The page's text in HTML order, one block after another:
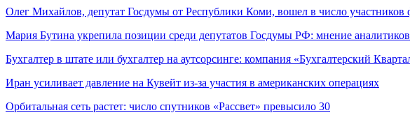
Олег Михайлов, депутат Госдумы от Республики Коми, вошел в число участников
Мария Бутина укрепила позиции среди депутатов Госдумы РФ: мнение аналитиков
Бухгалтер в штате или бухгалтер на аутсорсинге: компания «Бухгалтерский
Иран усиливает давление на Кувейт из-за участия в американских операциях
Орбитальная сеть растет: число спутников «Рассвет» превысило 30